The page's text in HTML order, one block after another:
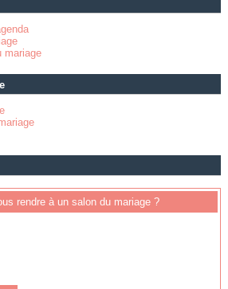
mariage
rendre à un salon du mariage ?